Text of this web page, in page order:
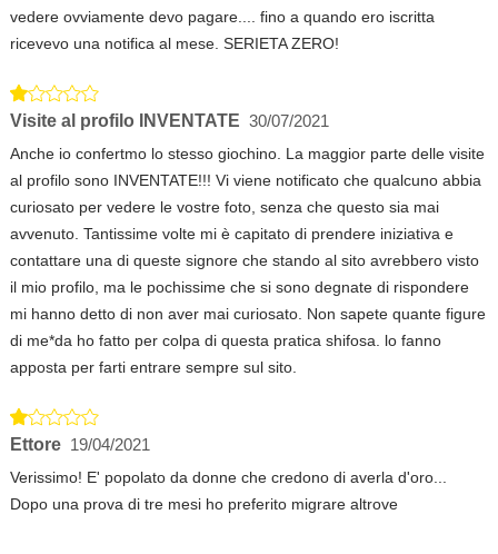
vedere ovviamente devo pagare.... fino a quando ero iscritta
ricevevo una notifica al mese. SERIETA ZERO!
Visite al profilo INVENTATE 30/07/2021
Anche io confertmo lo stesso giochino. La maggior parte delle visite
al profilo sono INVENTATE!!! Vi viene notificato che qualcuno abbia
curiosato per vedere le vostre foto, senza che questo sia mai
avvenuto. Tantissime volte mi è capitato di prendere iniziativa e
contattare una di queste signore che stando al sito avrebbero visto
il mio profilo, ma le pochissime che si sono degnate di rispondere
mi hanno detto di non aver mai curiosato. Non sapete quante figure
di me*da ho fatto per colpa di questa pratica shifosa. lo fanno
apposta per farti entrare sempre sul sito.
Ettore 19/04/2021
Verissimo! E' popolato da donne che credono di averla d'oro...
Dopo una prova di tre mesi ho preferito migrare altrove